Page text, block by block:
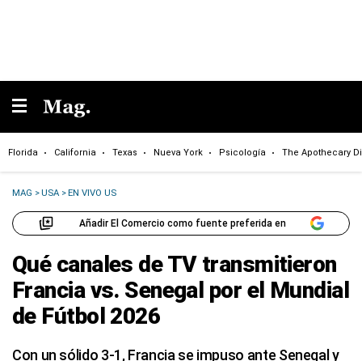
Florida California Texas Nueva York Psicología The Apothecary
MAG >USA >EN VIVO US
Añadir El Comercio como fuente preferida en
Qué canales de TV transmitieron
Francia vs. Senegal por el Mundial
de Fútbol 2026
Con un sólido 3-1, Francia se impuso ante Senegal y